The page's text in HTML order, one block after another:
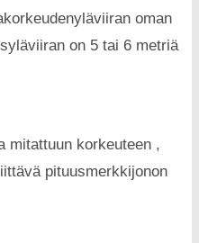
oman
on 5 tai 6 metriä
mitattuun korkeuteen ,
pituusmerkkijonon